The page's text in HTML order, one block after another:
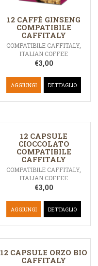
12 CAFFÈ GINSENG
COMPATIBILE
CAFFITALY
COMPATIBILE CAFFITALY,
ITALIAN COFFEE
€3,00
AGGIUNGI DETTAGLIO
12 CAPSULE
CIOCCOLATO
COMPATIBILE
CAFFITALY
COMPATIBILE CAFFITALY,
ITALIAN COFFEE
€3,00
AGGIUNGI DETTAGLIO
12 CAPSULE ORZO BIO
CAFFITALY